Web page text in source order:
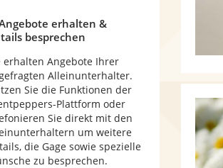
erhalten &
besprechen
erhalten Angebote Ihrer
Alleinunterhalter.
Sie die Funktionen der
Plattform oder
Sie direkt mit den
um weitere
die Gage sowie spezielle
zu besprechen.